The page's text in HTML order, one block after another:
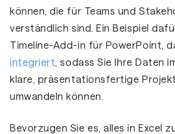
können, die für Teams und
verständlich sind. Ein Beispiel
Timeline-Add-in für PowerPoint,
integriert, sodass Sie Ihre Daten
klare, präsentationsfertige
umwandeln können.
Bevorzugen Sie es, alles in Excel